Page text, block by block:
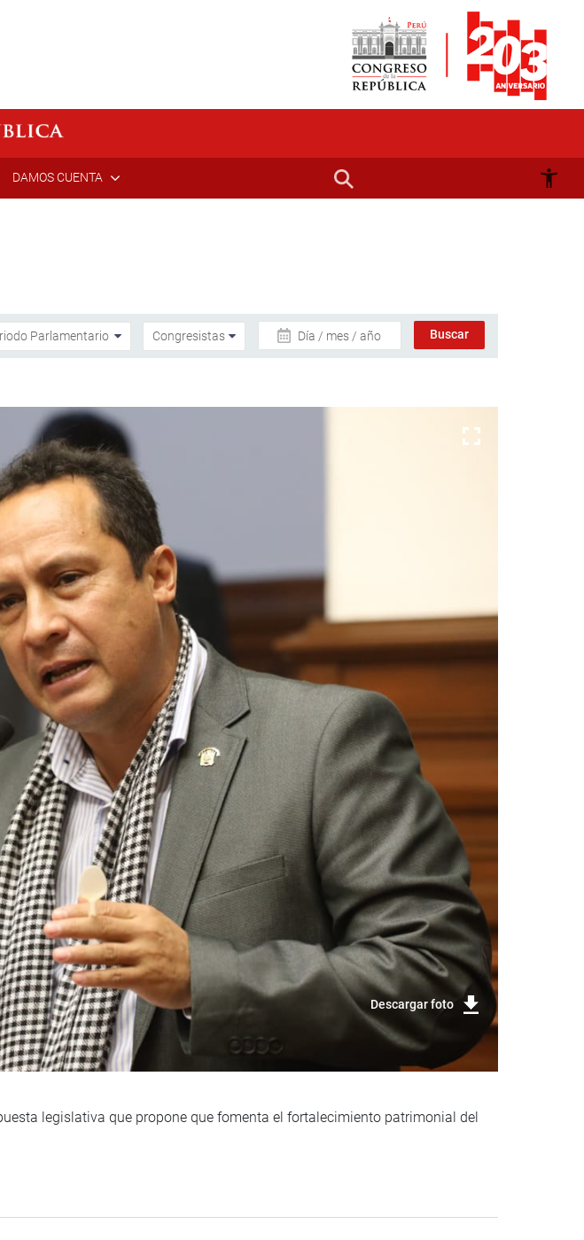
DAMOS CUENTA
Día / mes / año
Descargar foto
legislativa que propone que fomenta el fortalecimiento patrimonial del